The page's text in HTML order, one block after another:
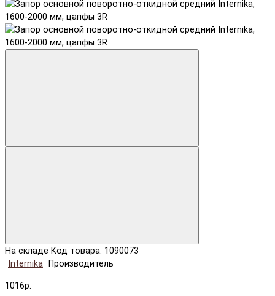
На складе Код товара: 1090073
Internika
Производитель
1016р.